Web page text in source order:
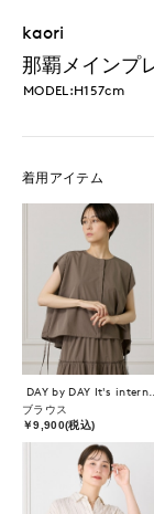
kaori
那覇メインプ
MODEL:H157cm
着用アイテム
ブラウス
￥9,900(税込)